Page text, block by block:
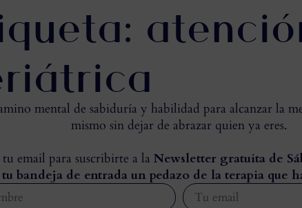
mental de sabiduría y habilidad para alcanzar la
mismo sin dejar de abrazar quien ya eres.
email para suscribirte a la Newsletter gratuita de
bandeja de entrada un pedazo de la terapia que